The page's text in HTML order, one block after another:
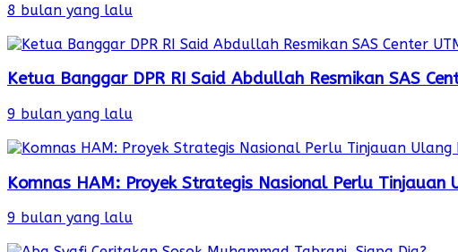
8 bulan yang lalu
Ketua Banggar DPR RI Said Abdullah Resmikan SAS
9 bulan yang lalu
Komnas HAM: Proyek Strategis Nasional Perlu
9 bulan yang lalu